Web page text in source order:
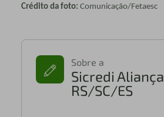
Crédito da foto: Comunicação/Fetaesc
Sobre a
Sicredi Aliança
RS/SC/ES